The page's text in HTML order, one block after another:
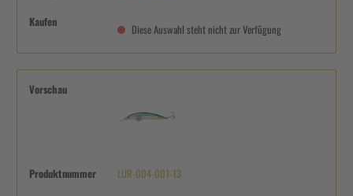
Kaufen
Diese Auswahl steht nicht zur Verfügung
Vorschau
Produktnummer LUR-004-001-13